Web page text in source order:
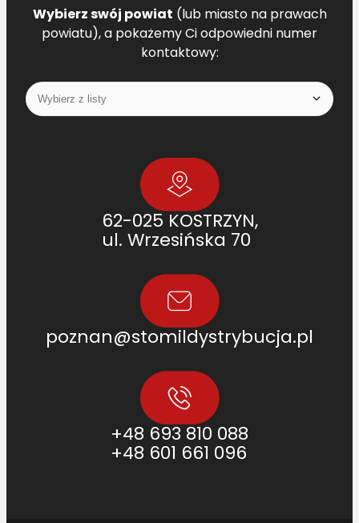
Wybierz swój powiat (lub miasto na prawach
powiatu), a pokażemy Ci odpowiedni numer
kontaktowy:
62-025 KOSTRZYN,
ul. Wrzesińska 70
poznan@stomildystrybucja.pl
+48 693 810 088
+48 601 661 096